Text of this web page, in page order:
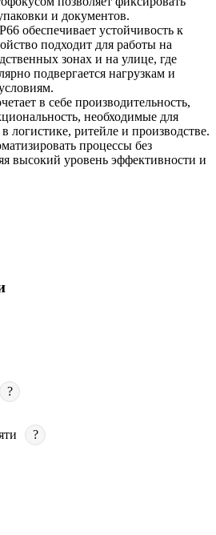
и документов.
обеспечивает устойчивость к
подходит для работы на
зонах и на улице, где
подвергается нагрузкам и
в себе производительность,
необходимые для
логистике, ритейле и производстве.
процессы без
высокий уровень эффективности и
?
?